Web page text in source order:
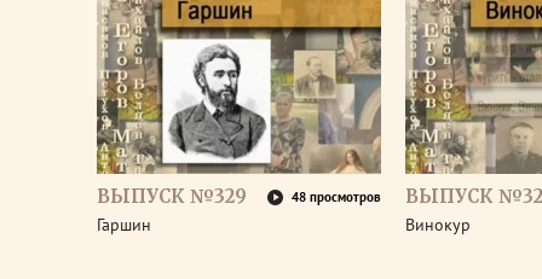
ВЫПУСК №329 48 просмотров
Гаршин
ВЫПУСК
Винокур